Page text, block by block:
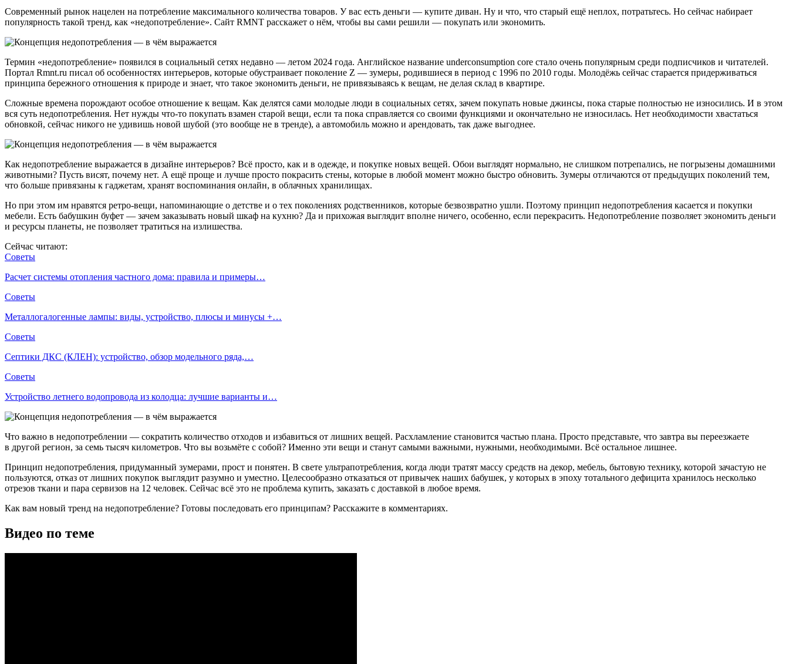
Современный рынок нацелен на потребление максимального количества товаров. У вас есть деньги — купите диван. Ну и что, что старый ещё неплох, потратьтесь. Но сейчас набирает
популярность такой тренд, как «недопотребление». Сайт RMNT расскажет о нём, чтобы вы сами решили — покупать или экономить.
Термин «недопотребление» появился в социальный сетях недавно — летом 2024 года. Английское название underconsumption core стало очень популярным среди подписчиков и читателей.
Портал Rmnt.ru писал об особенностях интерьеров, которые обустраивает поколение Z — зумеры, родившиеся в период с 1996 по 2010 годы. Молодёжь сейчас старается придерживаться
принципа бережного отношения к природе и знает, что такое экономить деньги, не привязываясь к вещам, не делая склад в квартире.
Сложные времена порождают особое отношение к вещам. Как делятся сами молодые люди в социальных сетях, зачем покупать новые джинсы, пока старые полностью не износились. И в этом
вся суть недопотребления. Нет нужды что-то покупать взамен старой вещи, если та пока справляется со своими функциями и окончательно не износилась. Нет необходимости хвастаться
обновкой, сейчас никого не удивишь новой шубой (это вообще не в тренде), а автомобиль можно и арендовать, так даже выгоднее.
Как недопотребление выражается в дизайне интерьеров? Всё просто, как и в одежде, и покупке новых вещей. Обои выглядят нормально, не слишком потрепались, не погрызены домашними
животными? Пусть висят, почему нет. А ещё проще и лучше просто покрасить стены, которые в любой момент можно быстро обновить. Зумеры отличаются от предыдущих поколений тем,
что больше привязаны к гаджетам, хранят воспоминания онлайн, в облачных хранилищах.
Но при этом им нравятся ретро-вещи, напоминающие о детстве и о тех поколениях родственников, которые безвозвратно ушли. Поэтому принцип недопотребления касается и покупки
мебели. Есть бабушкин буфет — зачем заказывать новый шкаф на кухню? Да и прихожая выглядит вполне ничего, особенно, если перекрасить. Недопотребление позволяет экономить деньги
и ресурсы планеты, не позволяет тратиться на излишества.
Сейчас читают:
Советы
Расчет системы отопления частного дома: правила и примеры…
Советы
Металлогалогенные лампы: виды, устройство, плюсы и минусы +…
Советы
Септики ДКС (КЛЕН): устройство, обзор модельного ряда,…
Советы
Устройство летнего водопровода из колодца: лучшие варианты и…
Что важно в недопотреблении — сократить количество отходов и избавиться от лишних вещей. Расхламление становится частью плана. Просто представьте, что завтра вы переезжаете
в другой регион, за семь тысяч километров. Что вы возьмёте с собой? Именно эти вещи и станут самыми важными, нужными, необходимыми. Всё остальное лишнее.
Принцип недопотребления, придуманный зумерами, прост и понятен. В свете ультрапотребления, когда люди тратят массу средств на декор, мебель, бытовую технику, которой зачастую не
пользуются, отказ от лишних покупок выглядит разумно и уместно. Целесообразно отказаться от привычек наших бабушек, у которых в эпоху тотального дефицита хранилось несколько
отрезов ткани и пара сервизов на 12 человек. Сейчас всё это не проблема купить, заказать с доставкой в любое время.
Как вам новый тренд на недопотребление? Готовы последовать его принципам? Расскажите в комментариях.
Видео по теме